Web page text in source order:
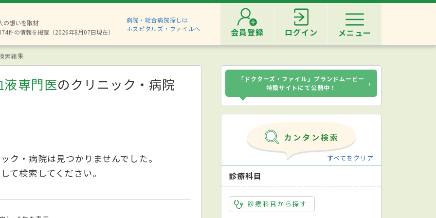
の想いを取材
件の情報を掲載（2026年8月07日現在）
病院・総合病院探しは
ホスピタルズ・ファイルへ
会員登録 ログイン メニュー
索結果
専門医のクリニック・病院
ク・病院は見つかりませんでした。
て検索してください。
「ドクターズ・ファイル」ブランドムービー
特設サイトにて公開中！
›
すべてをクリア
診療科目
診療科目から探す